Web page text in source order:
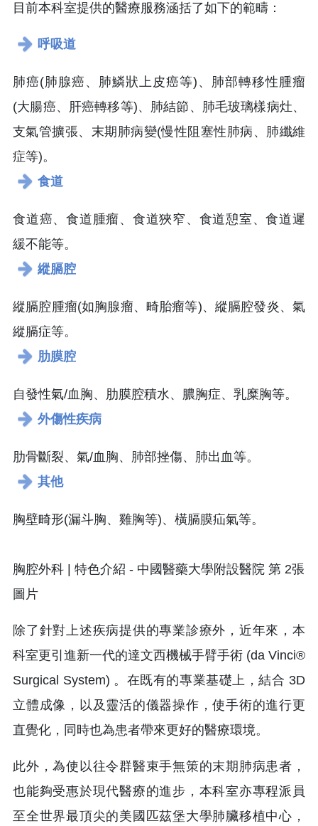
目前本科室提供的醫療服務涵括了如下的範疇：
呼吸道
肺癌(肺腺癌、肺鱗狀上皮癌等)、肺部轉移性腫瘤
(大腸癌、肝癌轉移等)、肺結節、肺毛玻璃樣病灶、
支氣管擴張、末期肺病變(慢性阻塞性肺病、肺纖維
症等)。
食道
食道癌、食道腫瘤、食道狹窄、食道憩室、食道遲
緩不能等。
縱膈腔
縱膈腔腫瘤(如胸腺瘤、畸胎瘤等)、縱膈腔發炎、氣
縱膈症等。
肋膜腔
自發性氣/血胸、肋膜腔積水、膿胸症、乳糜胸等。
外傷性疾病
肋骨斷裂、氣/血胸、肺部挫傷、肺出血等。
其他
胸壁畸形(漏斗胸、雞胸等)、橫膈膜疝氣等。
除了針對上述疾病提供的專業診療外，近年來，本
科室更引進新一代的達文西機械手臂手術 (da Vinci®
Surgical System) 。在既有的專業基礎上，結合 3D
立體成像，以及靈活的儀器操作，使手術的進行更
直覺化，同時也為患者帶來更好的醫療環境。
此外，為使以往令群醫束手無策的末期肺病患者，
也能夠受惠於現代醫療的進步，本科室亦專程派員
至全世界最頂尖的美國匹茲堡大學肺臟移植中心，